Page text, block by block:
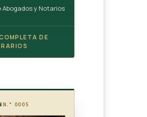
Abogados y Notarios
DE
N.° 0005